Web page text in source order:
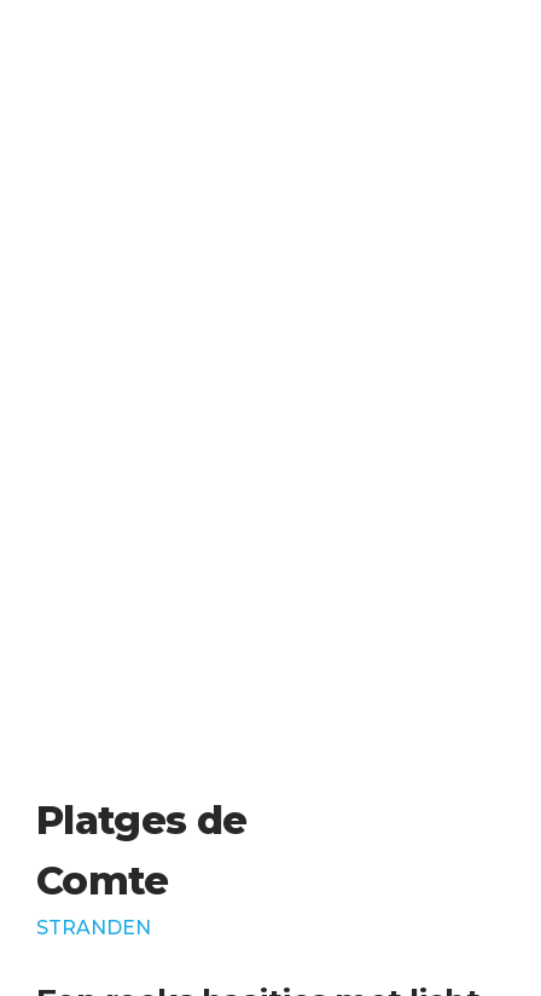
Platges de
Comte
STRANDEN